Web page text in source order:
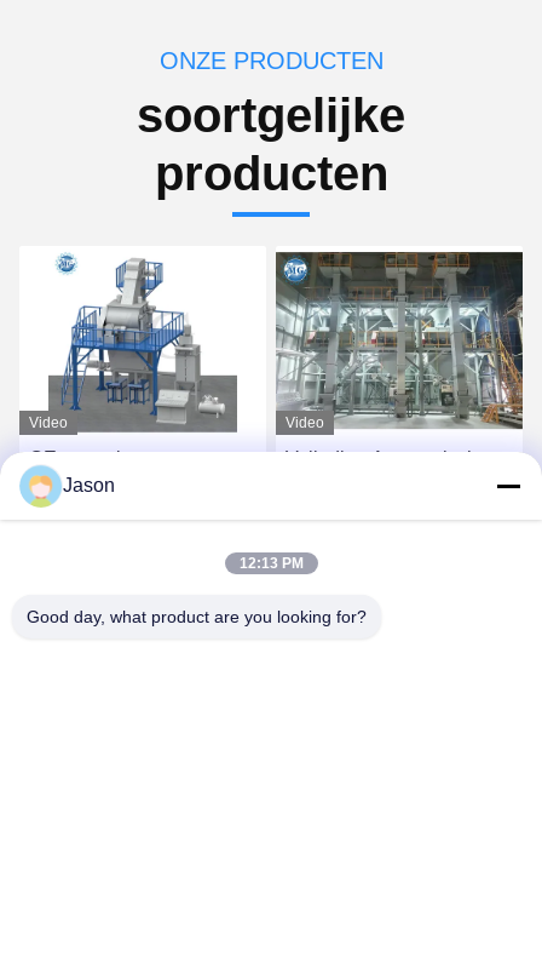
ONZE PRODUCTEN
soortgelijke
producten
Video
Volledige Automatische
Droge Mortierinstallatie
voor Tegelkleefstof en
Video
10-30T/H torentype de
droge hete verkoop van
Jason
12:13 PM
Good day, what product are you looking for?